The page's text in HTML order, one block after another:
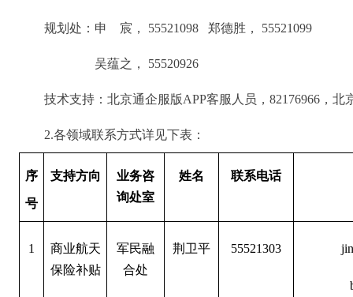
规划处：申 宸， 55521098 郑德胜， 55521099
吴蕴之， 55520926
技术支持：北京通企服版APP客服人员，82176966，
2.各领域联系方式详见下表：
序
号
支持方向
业务咨
询处室
姓名 联系电话
1
商业航天
保险补贴
军民融
合处
荆卫平 55521303